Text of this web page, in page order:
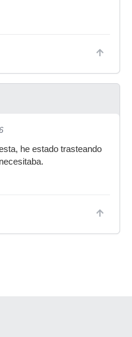
he estado trasteando